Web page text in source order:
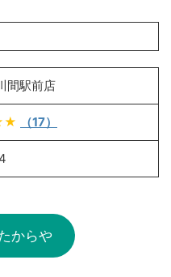
間駅前店
（17）
からや